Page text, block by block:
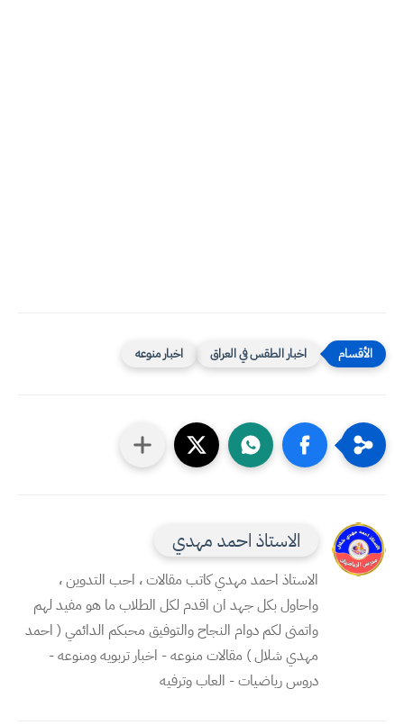
اخبار الطقس في العراق اخبار منوعه
الاستاذ احمد مهدي
الاستاذ احمد مهدي كاتب مقالات ، احب التدوين ،
واحاول بكل جهد ان اقدم لكل الطلاب ما هو مفيد لهم
واتمنى لكم دوام النجاح والتوفيق محبكم الدائمي ( احمد
مهدي شلال ) مقالات منوعه - اخبار تربويه ومنوعه -
دروس رياضيات - العاب وترفيه